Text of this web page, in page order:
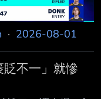
· 2026-08-01
不一」就慘